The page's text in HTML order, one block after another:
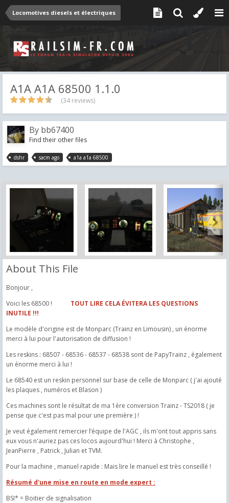
Locomotives diesels et électriques
A1A A1A 68500 1.1.0
(34 reviews)
By bb67400
Find their other files
dshr sacm ago a1a a1a 68500
About This File
Bonjour ,
Voici les 68500 !
TOUT LIRE CELA ÉVITERA LES QUESTIONS
INUTILE !!!
Le modèle d'origine est de Monparc (Trainz en Limousin) , un énorme
merci à lui pour l'autorisation de diffusion !
Les reskins : 68507 - 68536 - 68537 - 68538 sont de PapyTrainz , également
un énorme merci à lui !
Le 68540 est un reskin personnel sur base de celle de Monparc ( j'ai ajouté
les plaques , numéros et Blason )
Ces machines sont le résultat de ma 1ère conversion Trainz - TS2018 ( je
pense que c'est pas mal pour une première ) !
Je veut également remercier l’équipe de l'AGC , ils m'ont tout appris sans
eux vous n'auriez pas ces locos aujourd'hui ! Merci à Christophe ,
JeanPierre , Patrick , Julian et TVM.
Pour la machine , manuel rapide : Mais lire le manuel est très conseillé !
Résumé d'une mise en route en mode expert :
BSI* = Boitier de signalisation